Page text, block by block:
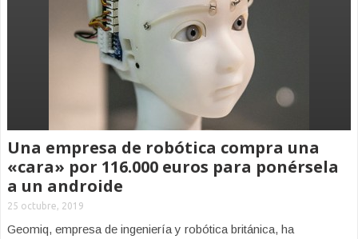
Una empresa de robótica compra una
«cara» por 116.000 euros para ponérsela
a un androide
25 octubre, 2019
Geomiq, empresa de ingeniería y robótica británica, ha